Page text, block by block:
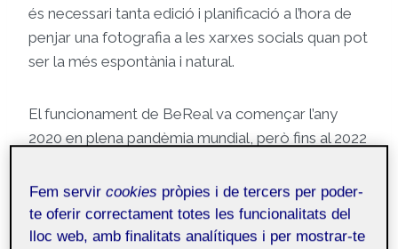
és necessari tanta edició i planificació a l’hora de
penjar una fotografia a les xarxes socials quan pot
ser la més espontània i natural.
El funcionament de BeReal va començar l’any
2020 en plena pandèmia mundial, però fins al 2022
actualment, fins al punt de ser l’aplicació més
descarregada des d’iPhone al mes de setembre
del mateix any.
Fem servircookies pròpies i de tercers per poder-
te oferir correctament totes les funcionalitats del
lloc web, amb finalitats analítiques i per mostrar-te